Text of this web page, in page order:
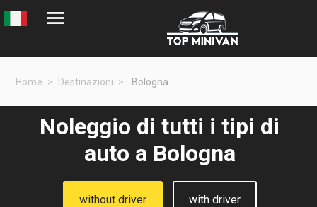
Home Destinazioni Bologna
Noleggio di tutti i tipi di
auto a Bologna
without driver with driver